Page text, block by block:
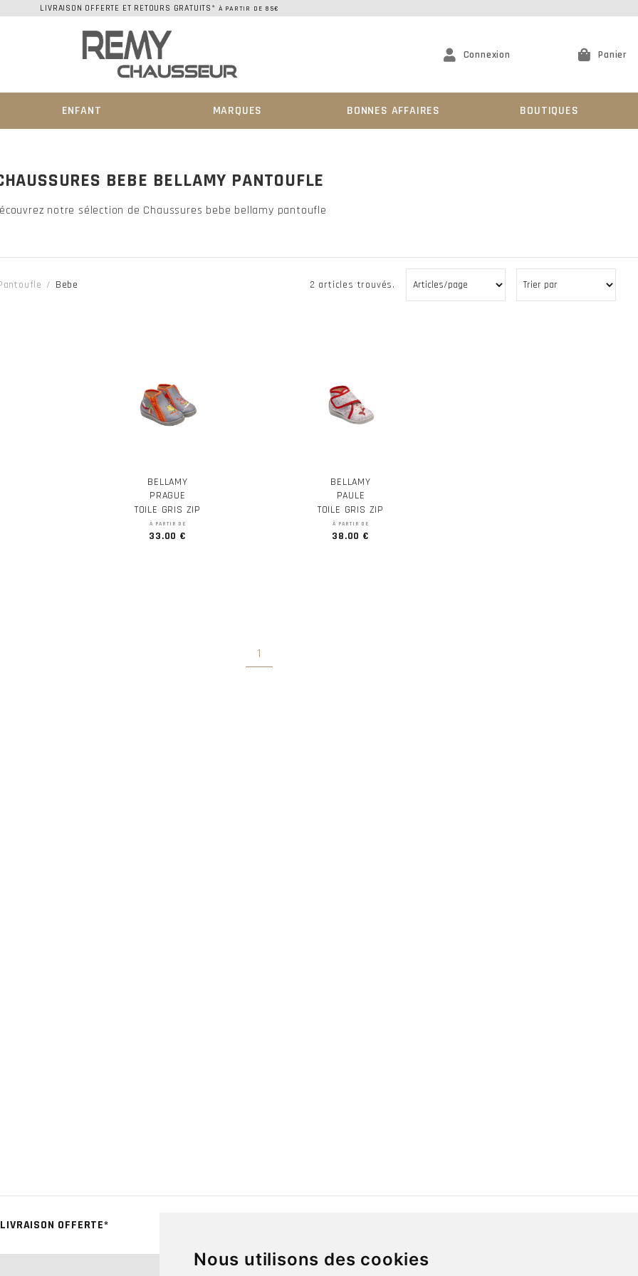
Nous utilisons des cookies
LIVRAISON OFFERTE ET RETOURS GRATUITS* À PARTIR DE 85€
Connexion Panier
ENFANT MARQUES BONNES AFFAIRES BOUTIQUES
BEBE BELLAMY PANTOUFLE
notre sélection de Chaussures bebe bellamy pantoufle
Bebe 2 articles trouvés.
BELLAMY
PRAGUE
TOILE GRIS ZIP
À PARTIR DE
33.00 €
BELLAMY
PAULE
TOILE GRIS ZIP
À PARTIR DE
38.00 €
1
LIVRAISON OFFERTE*